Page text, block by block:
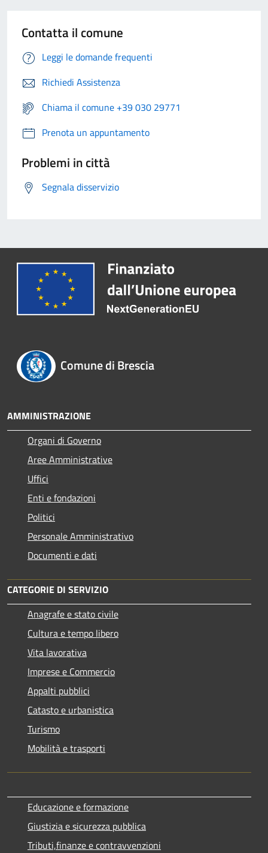
Contatta il comune
Leggi le domande frequenti
Richiedi Assistenza
Chiama il comune +39 030 29771
Prenota un appuntamento
Problemi in città
Segnala disservizio
Comune di Brescia
AMMINISTRAZIONE
Organi di Governo
Aree Amministrative
Uffici
Enti e fondazioni
Politici
Personale Amministrativo
Documenti e dati
CATEGORIE DI SERVIZIO
Anagrafe e stato civile
Cultura e tempo libero
Vita lavorativa
Imprese e Commercio
Appalti pubblici
Catasto e urbanistica
Turismo
Mobilità e trasporti
Educazione e formazione
Giustizia e sicurezza pubblica
Tributi,finanze e contravvenzioni